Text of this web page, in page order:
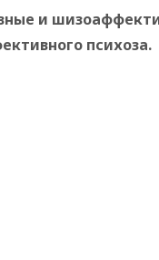
и
психоза.